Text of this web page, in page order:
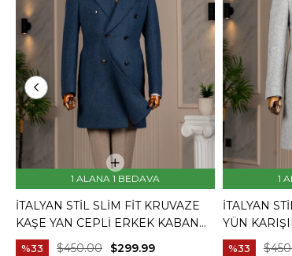
1 ALANA 1 BEDAVA
İTALYAN STIL SLIM FIT KRUVAZE
KAŞE YAN CEPLI ERKEK KABAN
LACIVERT T14987
%33 $299.99
$450.00
1
İTALYAN
YÜN
KABAN GRI
%33